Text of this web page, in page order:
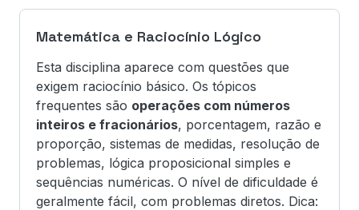
Matemática e Raciocínio Lógico
Esta disciplina aparece com questões que
exigem raciocínio básico. Os tópicos
frequentes são operações com números
inteiros e fracionários, porcentagem, razão e
proporção, sistemas de medidas, resolução de
problemas, lógica proposicional simples e
sequências numéricas. O nível de dificuldade é
geralmente fácil, com problemas diretos. Dica: